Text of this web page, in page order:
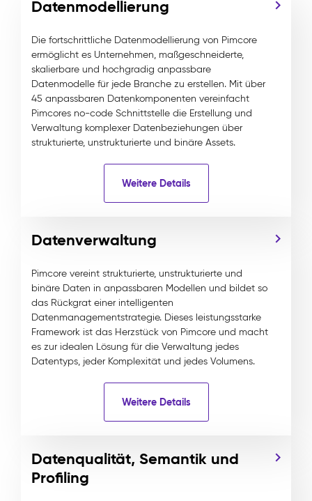
Datenmodellierung
Die fortschrittliche Datenmodellierung von Pimcore
ermöglicht es Unternehmen, maßgeschneiderte,
skalierbare und hochgradig anpassbare
Datenmodelle für jede Branche zu erstellen. Mit über
45 anpassbaren Datenkomponenten vereinfacht
Pimcores no-code Schnittstelle die Erstellung und
Verwaltung komplexer Datenbeziehungen über
strukturierte, unstrukturierte und binäre Assets.
Weitere Details
Datenverwaltung
Pimcore vereint strukturierte, unstrukturierte und
binäre Daten in anpassbaren Modellen und bildet so
das Rückgrat einer intelligenten
Datenmanagementstrategie. Dieses leistungsstarke
Framework ist das Herzstück von Pimcore und macht
es zur idealen Lösung für die Verwaltung jedes
Datentyps, jeder Komplexität und jedes Volumens.
Weitere Details
Datenqualität, Semantik und
Profiling